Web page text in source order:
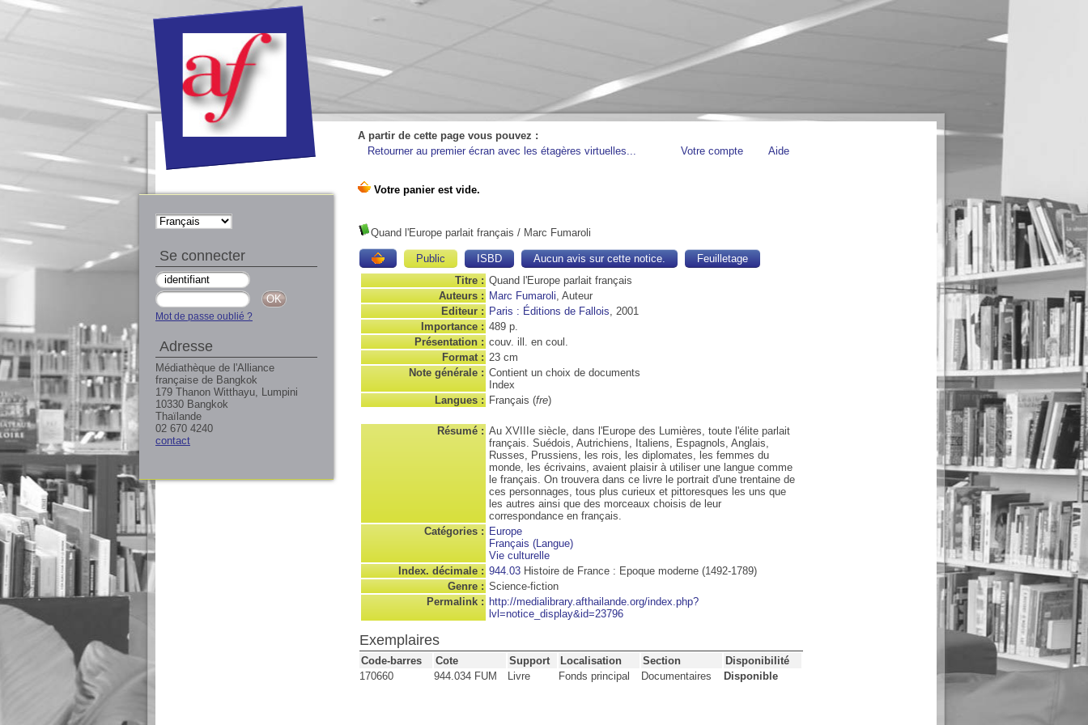
A partir de cette page vous pouvez :
Retourner au premier écran avec les étagères virtuelles...
Votre compte Aide
Quand l'Europe parlait français / Marc Fumaroli
Public ISBD Aucun avis sur cette notice.
Feuilletage
Titre : Quand l'Europe parlait français
Auteurs : Marc Fumaroli, Auteur
Editeur : Paris : Éditions de Fallois, 2001
Importance : 489 p.
Présentation : couv. ill. en coul.
Format : 23 cm
Note générale : Contient un choix de documents
Index
Langues : Français (fre)
Résumé : Au XVIIIe siècle, dans l'Europe des Lumières, toute l'élite parlait
français. Suédois, Autrichiens, Italiens, Espagnols, Anglais,
Russes, Prussiens, les rois, les diplomates, les femmes du
monde, les écrivains, avaient plaisir à utiliser une langue comme
le français. On trouvera dans ce livre le portrait d'une trentaine de
ces personnages, tous plus curieux et pittoresques les uns que
les autres ainsi que des morceaux choisis de leur
correspondance en français.
Catégories : Europe
Français (Langue)
Vie culturelle
Index. décimale : 944.03 Histoire de France : Epoque moderne (1492-1789)
Genre : Science-fiction
Permalink : http://medialibrary.afthailande.org/index.php?
lvl=notice_display&id=23796
Exemplaires
Code-barres Cote Support Localisation Section
Disponibilité
170660
944.034 FUM Livre Fonds principal Documentaires Disponible
Se connecter
Mot de passe oublié ?
Adresse
Médiathèque de l'Alliance
française de Bangkok
179 Thanon Witthayu, Lumpini
10330 Bangkok
Thaïlande
02 670 4240
contact